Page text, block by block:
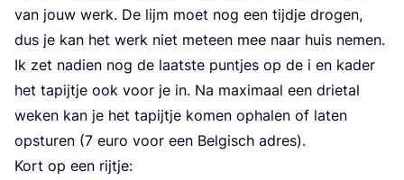
van jouw werk. De lijm moet nog een tijd­je dro­gen,
dus je kan het werk niet met­een mee naar huis nemen.
Ik zet nadien nog de laat­ste punt­jes op de i en kader
het tapijt­je ook voor je in. Na maxi­maal een drie­tal
weken kan je het tapijt­je komen opha­len of laten
opstu­ren (7 euro voor een Bel­gisch adres).
Kort op een rijtje: